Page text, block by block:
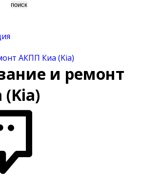
АКПП Киа (Kia)
и ремонт